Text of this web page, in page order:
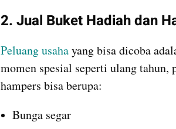
2. Jual Buket Hadiah dan
Peluang usaha yang bisa dicoba
momen spesial seperti ulang tahun,
hampers bisa berupa:
Bunga segar